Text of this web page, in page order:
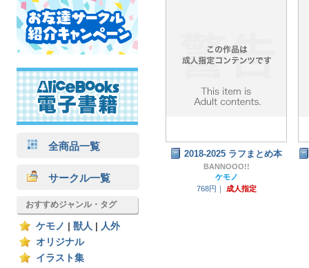
全商品一覧
サークル一覧
おすすめジャンル・タグ
ケモノ 獣人
人外
オリジナル
イラスト集
2018-2025 ラフまとめ本
BANNOOO!!
ケモノ
768円｜
成人指定